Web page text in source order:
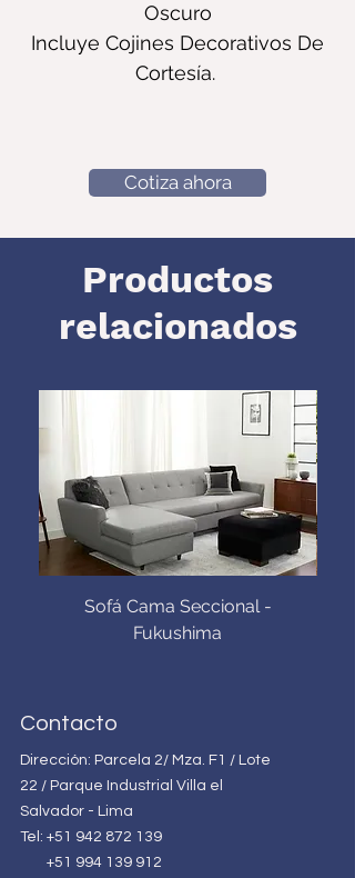
Oscuro
Incluye Cojines Decorativos De
Cortesía.
Cotiza ahora
Productos
relacionados
Sofá Cama Seccional -
Fukushima
Contacto
Dirección: Parcela 2/ Mza. F1 / Lote
22 / Parque Industrial Villa el
Salvador - Lima
Tel: +51 942 872 139
+51 994 139 912